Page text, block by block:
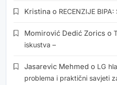
Kristina o RECENZIJE
Momirović Dedić Zorics o
iskustva –
Jasarevic Mehmed o LG
problema i praktični savjeti